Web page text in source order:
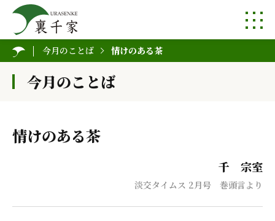
今月のことば 情けのある茶
今月のことば
情けのある茶
千 宗室
淡交タイムス 2月号 巻頭言より